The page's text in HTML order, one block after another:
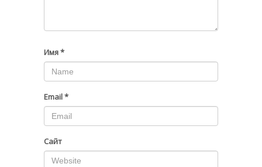
Имя*
Email*
Сайт